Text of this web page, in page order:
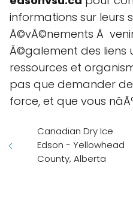
informations sur leurs
Ã©vÃ©nements Ã
Ã©galement des liens
ressources et
pas que demander de
force, et que vous
Canadian Dry Ice
Edson - Yellowhead
County, Alberta